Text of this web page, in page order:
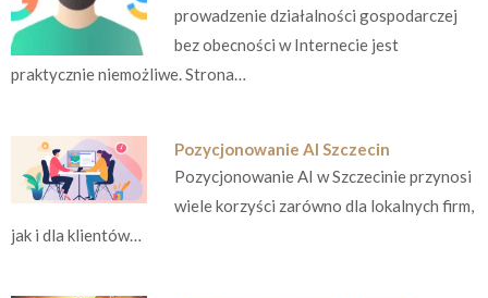
prowadzenie działalności gospodarczej
bez obecności w Internecie jest
praktycznie niemożliwe. Strona…
Pozycjonowanie AI Szczecin
Pozycjonowanie AI w Szczecinie przynosi
wiele korzyści zarówno dla lokalnych firm,
jak i dla klientów…